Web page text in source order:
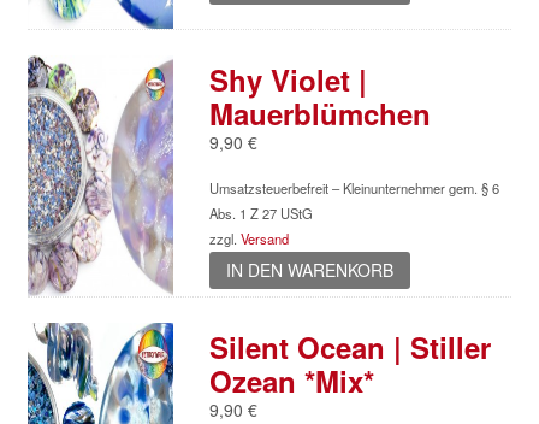
Shy Violet |
Mauerblümchen
9,90 €
Umsatzsteuerbefreit – Kleinunternehmer gem. § 6
Abs. 1 Z 27 UStG
zzgl. Versand
IN DEN WARENKORB
Silent Ocean | Stiller
Ozean *Mix*
9,90 €